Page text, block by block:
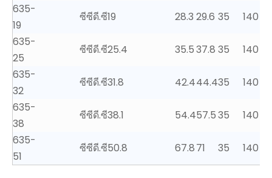
635-
19
ซีซีดี.ซี19 28.3 29.6 35
140
635-
25
ซีซีดี.ซี25.4 35.537.8 35
140
635-
32
ซีซีดี.ซี31.8 42.444.435
140
635-
38
ซีซีดี.ซี38.1 54.457.535
140
635-
51
ซีซีดี.ซี50.8 67.871 35 140